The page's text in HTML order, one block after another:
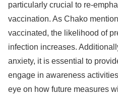
particularly crucial to re-
vaccination. As Chako
vaccinated, the likelihood of
infection increases.
anxiety, it is essential to
engage in awareness
eye on how future measures